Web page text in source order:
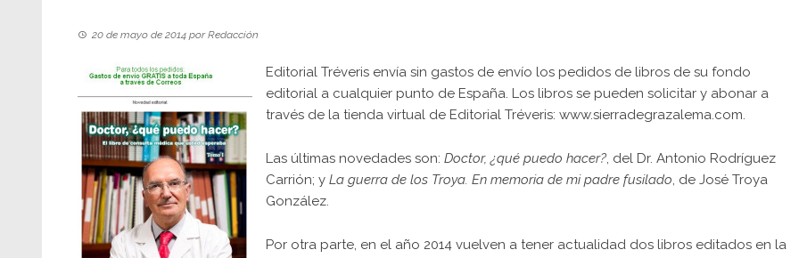
20 de mayo de 2014 porRedacción
Editorial Tréveris envía sin gastos de envío los pedidos de libros de su fondo
editorial a cualquier punto de España. Los libros se pueden solicitar y abonar a
través de la tienda virtual de Editorial Tréveris: www.sierradegrazalema.com.
Las últimas novedades son: Doctor, ¿qué puedo hacer?, del Dr. Antonio Rodríguez
Carrión; y La guerra de los Troya. En memoria de mi padre fusilado, de José Troya
González.
Por otra parte, en el año 2014 vuelven a tener actualidad dos libros editados en la